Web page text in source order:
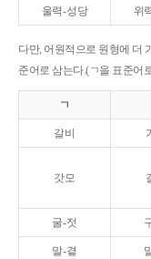
울력-성당 위
다만, 어원적으로 원형에 더
준어로 삼는다.(ㄱ을 표준어
ㄱ
갈비
갓모
굴-젓
말-곁